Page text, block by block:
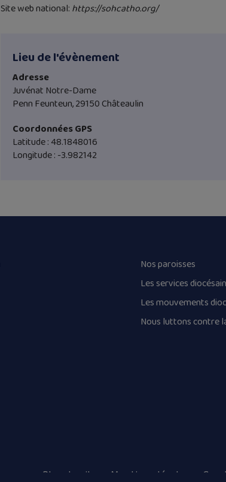
Site web national: https://sohcatho.org/
Lieu de l'évènement
Adresse
Juvénat Notre-Dame
Penn Feunteun, 29150 Châteaulin
Coordonnées GPS
Latitude : 48.1848016
Longitude : -3.982142
Nos paroisses
Les services
Les mouvements
Nous luttons contre
Plan du site Mentions légales